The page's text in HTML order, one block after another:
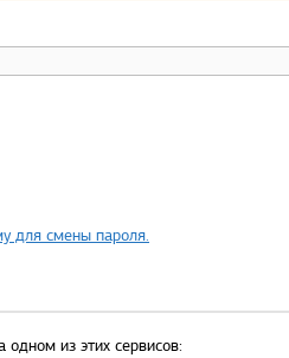
для смены пароля.
из этих сервисов: